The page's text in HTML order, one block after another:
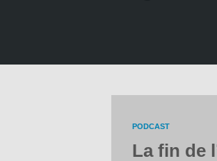
PODCAST
La fin de